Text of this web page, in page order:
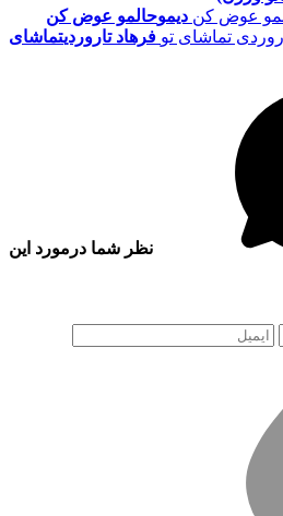
دیموحالمو عوض کن
فرهاد تاروردیتماشای
نظر شما درمورد این